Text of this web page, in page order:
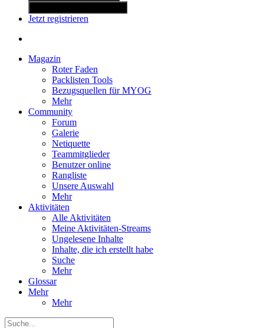
Jetzt registrieren
Magazin
Roter Faden
Packlisten Tools
Bezugsquellen für MYOG
Mehr
Community
Forum
Galerie
Netiquette
Teammitglieder
Benutzer online
Rangliste
Unsere Auswahl
Mehr
Aktivitäten
Alle Aktivitäten
Meine Aktivitäten-Streams
Ungelesene Inhalte
Inhalte, die ich erstellt habe
Suche
Mehr
Glossar
Mehr
Mehr